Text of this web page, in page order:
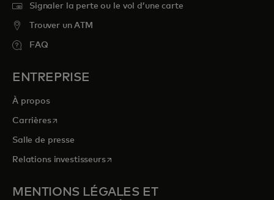
Signaler la perte ou le vol d’une carte
Trouver un ATM
FAQ
ENTREPRISE
À propos
Carrièress’ouvre dans un nouvel onglet
Salle de presse
Relations investisseurss’ouvre dans un nouvel onglet
MENTIONS LÉGALES ET